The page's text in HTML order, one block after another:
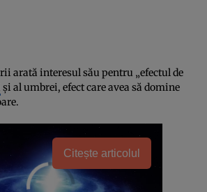
arată interesul său pentru „efectul de
și al umbrei, efect care avea să domine
Citește articolul